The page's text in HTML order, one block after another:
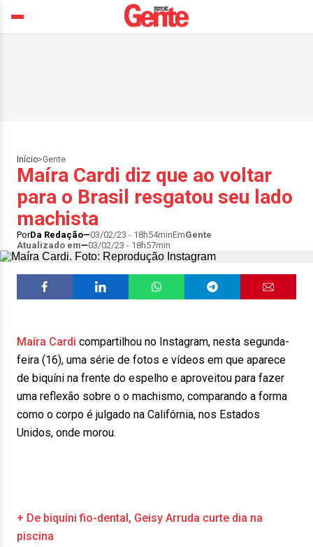
Início>Gente
Maíra Cardi diz que ao voltar
para o Brasil resgatou seu lado
machista
PorDa Redação 03/02/23 - 18h54minEmGente
Atualizado em
03/02/23 - 18h57min
Maíra Cardi compartilhou no Instagram, nesta segunda-
feira (16), uma série de fotos e vídeos em que aparece
de biquíni na frente do espelho e aproveitou para fazer
uma reflexão sobre o o machismo, comparando a forma
como o corpo é julgado na Califórnia, nos Estados
Unidos, onde morou.
+ De biquíni fio-dental, Geisy Arruda curte dia na
piscina